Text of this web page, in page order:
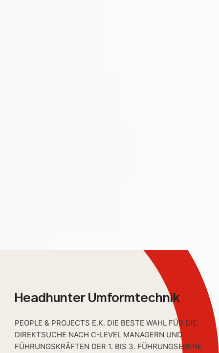
Headhunter Umformtechnik
PEOPLE & PROJECTS E.K. DIE BESTE WAHL FÜR DIE
DIREKTSUCHE NACH C-LEVEL MANAGERN UND
FÜHRUNGSKRÄFTEN DER 1. BIS 3. FÜHRUNGSEBENE.